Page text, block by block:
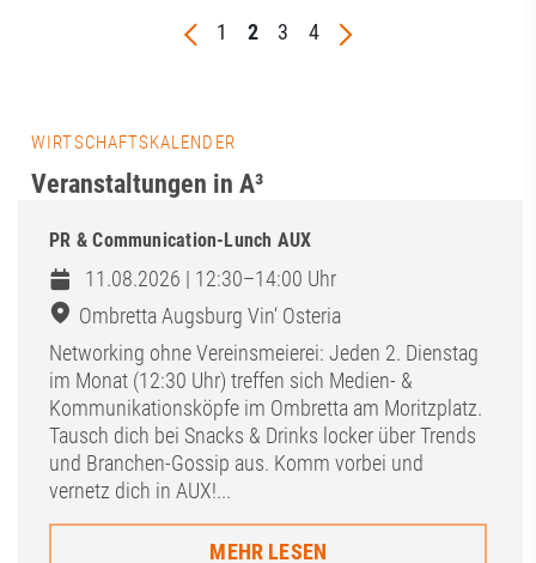
1 2 3 4
WIRTSCHAFTSKALENDER
Veranstaltungen in A³
PR & Communication-Lunch AUX
11.08.2026 | 12:30–14:00 Uhr
Ombretta Augsburg Vin‘ Osteria
Networking ohne Vereinsmeierei: Jeden 2. Dienstag
im Monat (12:30 Uhr) treffen sich Medien- &
Kommunikationsköpfe im Ombretta am Moritzplatz.
Tausch dich bei Snacks & Drinks locker über Trends
und Branchen-Gossip aus. Komm vorbei und
vernetz dich in AUX!...
MEHR LESEN